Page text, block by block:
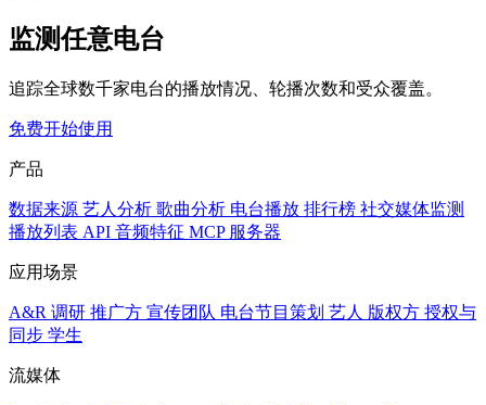
监测任意电台
追踪全球数千家电台的播放情况、轮播次数和受众覆盖。
免费开始使用
产品
数据来源 艺人分析 歌曲分析 电台播放 排行榜 社交媒体监测
播放列表 API 音频特征 MCP 服务器
应用场景
A&R 调研 推广方 宣传团队 电台节目策划 艺人 版权方 授权与
同步 学生
流媒体